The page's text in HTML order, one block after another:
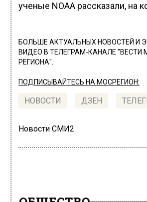
ученые NOAA рассказали, на
БОЛЬШЕ АКТУАЛЬНЫХ НОВОСТЕЙ И
ВИДЕО В ТЕЛЕГРАМ-КАНАЛЕ "ВЕСТИ
РЕГИОНА".
ПОДПИСЫВАЙТЕСЬ НА МОСРЕГИОН:
НОВОСТИ ДЗЕН
Новости СМИ2